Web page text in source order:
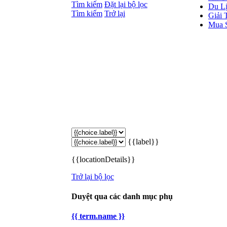
Du
Giải
Mua
Tìm kiếm Đặt lại bộ lọc
Tìm kiếm Trở lại
{{label}}
{{locationDetails}}
Trở lại bộ lọc
Duyệt qua các danh mục phụ
{{ term.name }}